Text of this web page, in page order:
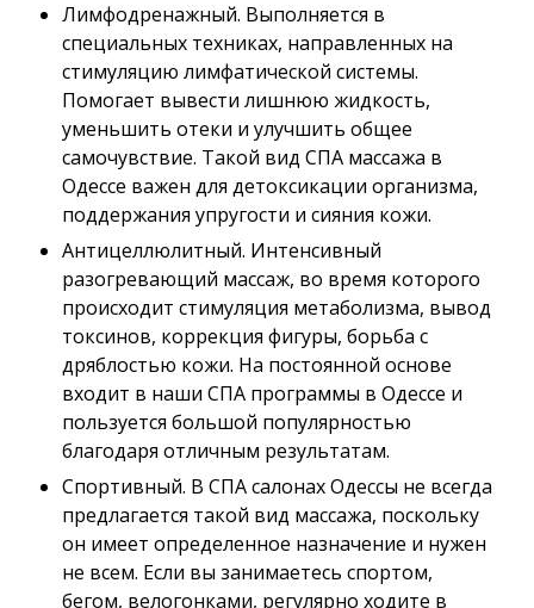
Лимфодренажный. Выполняется в
специальных техниках, направленных на
стимуляцию лимфатической системы.
Помогает вывести лишнюю жидкость,
уменьшить отеки и улучшить общее
самочувствие. Такой вид СПА массажа в
Одессе важен для детоксикации организма,
поддержания упругости и сияния кожи.
Антицеллюлитный. Интенсивный
разогревающий массаж, во время которого
происходит стимуляция метаболизма, вывод
токсинов, коррекция фигуры, борьба с
дряблостью кожи. На постоянной основе
входит в наши СПА программы в Одессе и
пользуется большой популярностью
благодаря отличным результатам.
Спортивный. В СПА салонах Одессы не всегда
предлагается такой вид массажа, поскольку
он имеет определенное назначение и нужен
не всем. Если вы занимаетесь спортом,
бегом, велогонками, регулярно ходите в